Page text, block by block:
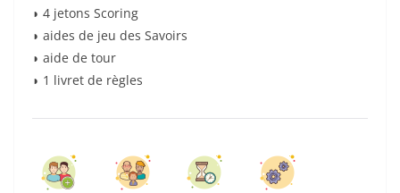
◗ 4 jetons Scoring
◗ aides de jeu des Savoirs
◗ aide de tour
◗ 1 livret de règles